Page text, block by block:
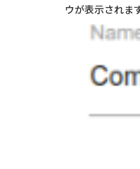
ウが表示されます